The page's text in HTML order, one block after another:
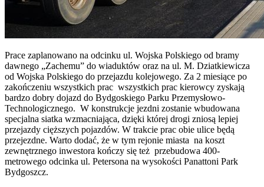
Prace zaplanowano na odcinku ul. Wojska Polskiego od bramy
dawnego „Zachemu” do wiaduktów oraz na ul. M. Dziatkiewicza
od Wojska Polskiego do przejazdu kolejowego. Za 2 miesiące po
zakończeniu wszystkich prac wszystkich prac kierowcy zyskają
bardzo dobry dojazd do Bydgoskiego Parku Przemysłowo-
Technologicznego. W konstrukcje jezdni zostanie wbudowana
specjalna siatka wzmacniająca, dzięki której drogi zniosą lepiej
przejazdy cięższych pojazdów. W trakcie prac obie ulice będą
przejezdne. Warto dodać, że w tym rejonie miasta na koszt
zewnętrznego inwestora kończy się też przebudowa 400-
metrowego odcinka ul. Petersona na wysokości Panattoni Park
Bydgoszcz.